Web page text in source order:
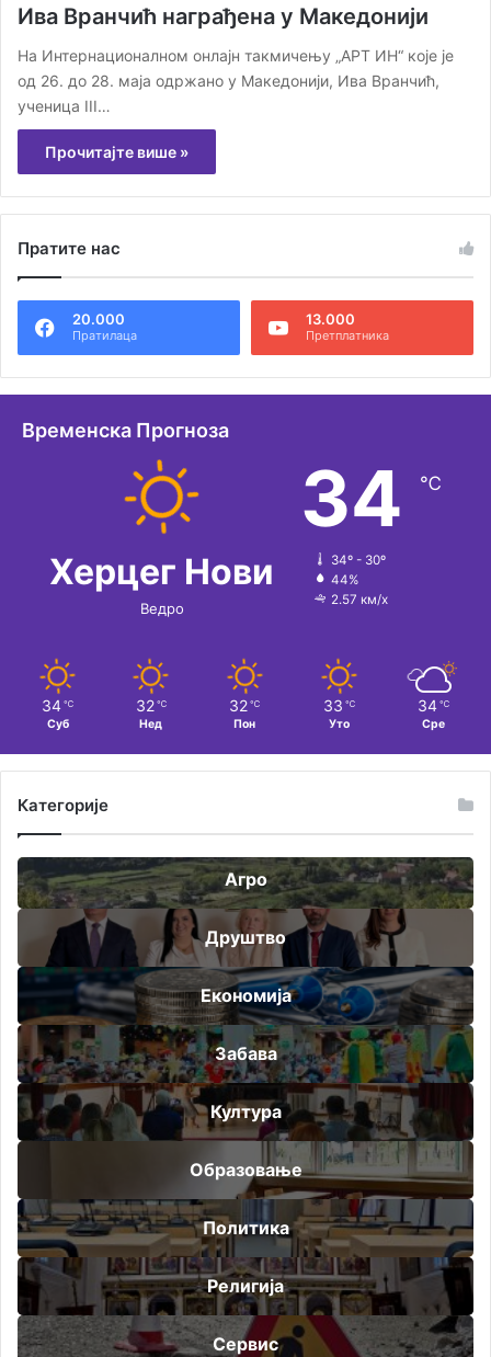
Ива Вранчић награђена у Македонији
На Интернационалном онлајн такмичењу „АРТ ИН“ које је
од 26. до 28. маја одржано у Македонији, Ива Вранчић,
ученица III…
Прочитајте више »
Пратите нас
20.000
Пратилаца
13.000
Претплатника
Временска Прогноза
Херцег Нови
Ведро
34 ℃
34º - 30º
44%
2.57 км/х
34 ℃
Суб
32 ℃
Нед
32 ℃
Пон
33 ℃
Уто
34 ℃
Сре
Категорије
Агро
Друштво
Економија
Забава
Култура
Образовање
Политика
Религија
Сервис